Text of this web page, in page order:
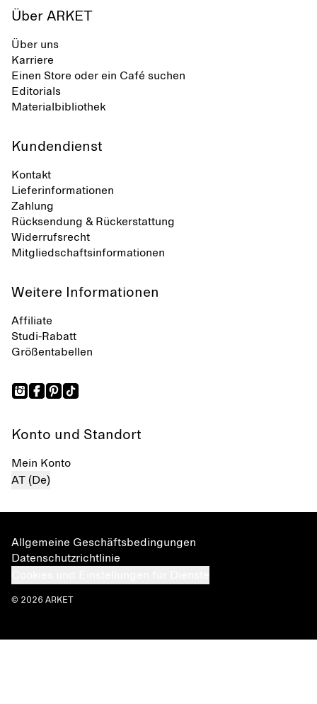
Über ARKET
Über uns
Karriere
Einen Store oder ein Café suchen
Editorials
Materialbibliothek
Kundendienst
Kontakt
Lieferinformationen
Zahlung
Rücksendung & Rückerstattung
Widerrufsrecht
Mitgliedschaftsinformationen
Weitere Informationen
Affiliate
Studi-Rabatt
Größentabellen
Konto und Standort
Mein Konto
AT (De)
Allgemeine Geschäftsbedingungen
Datenschutzrichtlinie
© 2026 ARKET